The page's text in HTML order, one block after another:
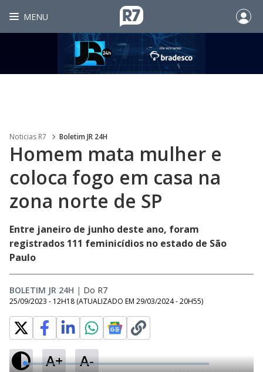
MENU
Noticias R7 Boletim JR 24H
Homem mata mulher e
coloca fogo em casa na
zona norte de SP
Entre janeiro de junho deste ano, foram
registrados 111 feminicídios no estado de São
Paulo
BOLETIM JR 24H | Do R7
25/09/2023 - 12H18 (ATUALIZADO EM 29/03/2024 - 20H55)
A+ A-
L